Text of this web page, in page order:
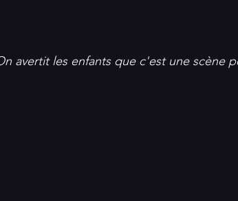
avertit les enfants que c'est une scène